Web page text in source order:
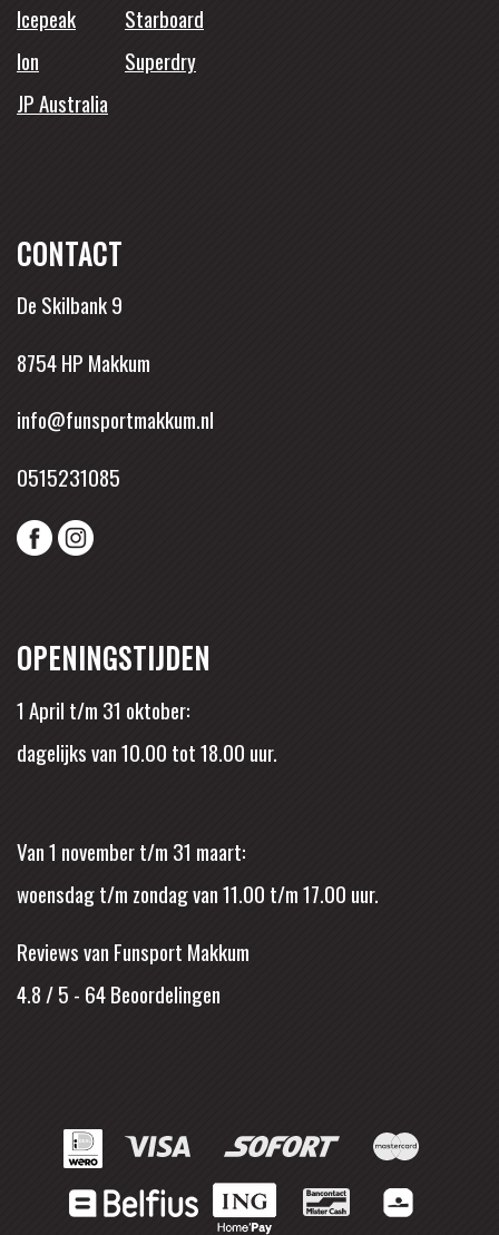
Icepeak
Starboard
Ion
Superdry
JP Australia
CONTACT
De Skilbank 9
8754 HP Makkum
info@funsportmakkum.nl
0515231085
OPENINGSTIJDEN
1 April t/m 31 oktober:
dagelijks van 10.00 tot 18.00 uur.
Van 1 november t/m 31 maart:
woensdag t/m zondag van 11.00 t/m 17.00 uur.
Reviews van Funsport Makkum
4.8 / 5 - 64Beoordelingen